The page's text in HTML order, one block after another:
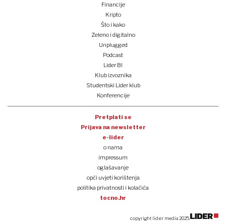
Financije
Kripto
Što i kako
Zeleno i digitalno
Unplugged
Podcast
Lider BI
Klub izvoznika
Studentski Lider klub
Konferencije
Pretplati se
Prijava na newsletter
e-lider
o nama
impressum
oglašavanje
opći uvjeti korištenja
politika privatnosti i kolačića
tocno.hr
copyright lider media 2025.